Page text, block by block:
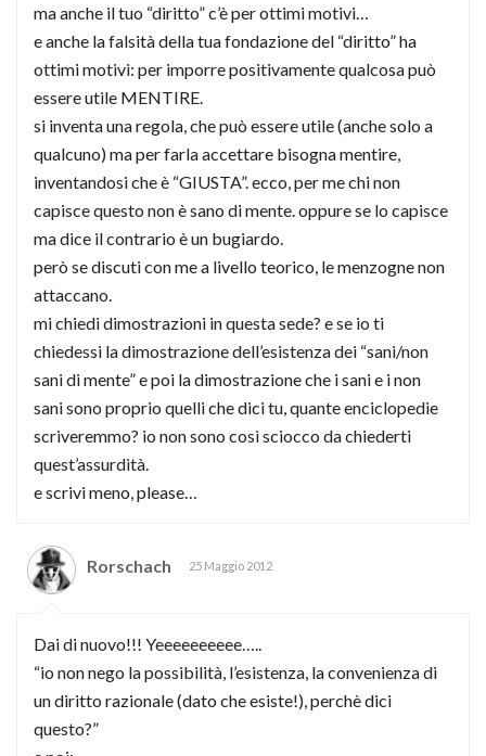
ma anche il tuo “diritto” c’è per ottimi motivi…
e anche la falsità della tua fondazione del “diritto” ha
ottimi motivi: per imporre positivamente qualcosa può
essere utile MENTIRE.
si inventa una regola, che può essere utile (anche solo a
qualcuno) ma per farla accettare bisogna mentire,
inventandosi che è “GIUSTA”. ecco, per me chi non
capisce questo non è sano di mente. oppure se lo capisce
ma dice il contrario è un bugiardo.
però se discuti con me a livello teorico, le menzogne non
attaccano.
mi chiedi dimostrazioni in questa sede? e se io ti
chiedessi la dimostrazione dell’esistenza dei “sani/non
sani di mente” e poi la dimostrazione che i sani e i non
sani sono proprio quelli che dici tu, quante enciclopedie
scriveremmo? io non sono così sciocco da chiederti
quest’assurdità.
e scrivi meno, please…
Rorschach 25 Maggio 2012
Dai di nuovo!!! Yeeeeeeeeee…..
“io non nego la possibilità, l’esistenza, la convenienza di
un diritto razionale (dato che esiste!), perchè dici
questo?”